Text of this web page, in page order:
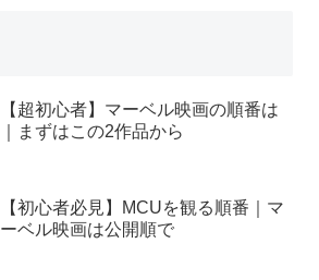
【超初心者】マーベル映画の順番は
｜まずはこの2作品から
【初心者必見】MCUを観る順番｜マ
ーベル映画は公開順で